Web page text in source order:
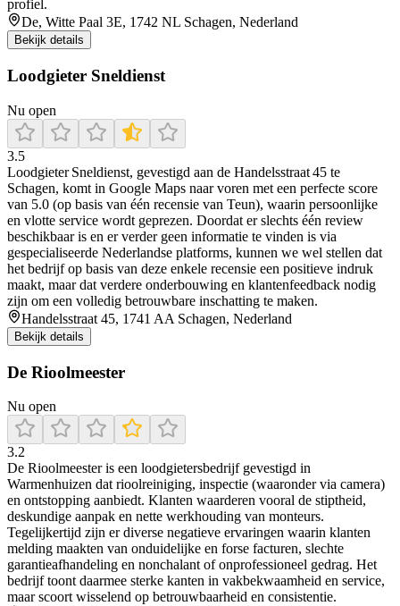
profiel.
De, Witte Paal 3E, 1742 NL Schagen, Nederland
Bekijk details
Loodgieter Sneldienst
Nu open
3.5
Loodgieter Sneldienst, gevestigd aan de Handelsstraat 45 te
Schagen, komt in Google Maps naar voren met een perfecte score
van 5.0 (op basis van één recensie van Teun), waarin persoonlijke
en vlotte service wordt geprezen. Doordat er slechts één review
beschikbaar is en er verder geen informatie te vinden is via
gespecialiseerde Nederlandse platforms, kunnen we wel stellen dat
het bedrijf op basis van deze enkele recensie een positieve indruk
maakt, maar dat verdere onderbouwing en klantenfeedback nodig
zijn om een volledig betrouwbare inschatting te maken.
Handelsstraat 45, 1741 AA Schagen, Nederland
Bekijk details
De Rioolmeester
Nu open
3.2
De Rioolmeester is een loodgietersbedrijf gevestigd in
Warmenhuizen dat rioolreiniging, inspectie (waaronder via camera)
en ontstopping aanbiedt. Klanten waarderen vooral de stiptheid,
deskundige aanpak en nette werkhouding van monteurs.
Tegelijkertijd zijn er diverse negatieve ervaringen waarin klanten
melding maakten van onduidelijke en forse facturen, slechte
garantieafhandeling en nonchalant of onprofessioneel gedrag. Het
bedrijf toont daarmee sterke kanten in vakbekwaamheid en service,
maar scoort wisselend op betrouwbaarheid en consistentie.